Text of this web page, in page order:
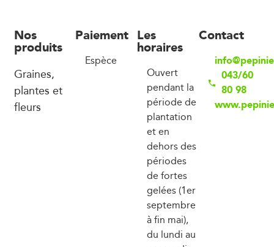
Nos
produits
Graines,
plantes et
fleurs
Paiement
Espèce
Les
horaires
Ouvert
pendant la
période de
plantation
et en
dehors des
périodes
de fortes
gelées (1er
septembre
à fin mai),
du lundi au
Contact
043/60
80 98